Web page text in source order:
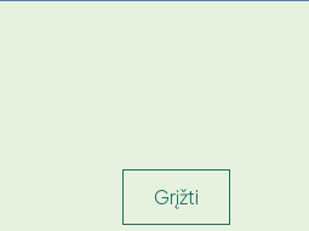
Grįžti